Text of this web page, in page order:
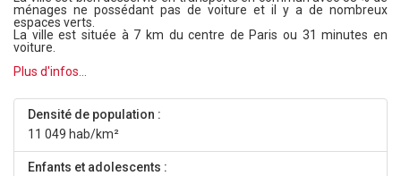
ménages ne possédant pas de voiture et il y a de nombreux
espaces verts.
La ville est située à 7 km du centre de Paris ou 31 minutes en
voiture.
Plus d'infos...
Densité de population :
11 049 hab/km²
Enfants et adolescents :